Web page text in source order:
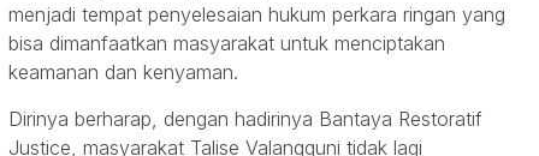
menjadi tempat penyelesaian hukum perkara ringan yang
bisa dimanfaatkan masyarakat untuk menciptakan
keamanan dan kenyaman.
Dirinya berharap, dengan hadirinya Bantaya Restoratif
Justice, masyarakat Talise Valangguni tidak lagi